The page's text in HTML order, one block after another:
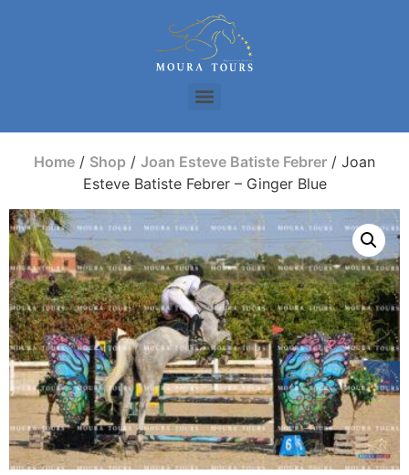
Home / Shop / Joan Esteve Batiste Febrer / Joan
Esteve Batiste Febrer – Ginger Blue